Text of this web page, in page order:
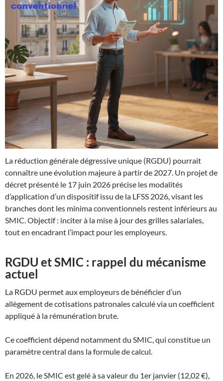
La réduction générale dégressive unique (RGDU) pourrait
connaître une évolution majeure à partir de 2027. Un projet de
décret présenté le 17 juin 2026 précise les modalités
d’application d’un dispositif issu de la LFSS 2026, visant les
branches dont les minima conventionnels restent inférieurs au
SMIC. Objectif : inciter à la mise à jour des grilles salariales,
tout en encadrant l’impact pour les employeurs.
RGDU et SMIC : rappel du mécanisme
actuel
La RGDU permet aux employeurs de bénéficier d’un
allègement de cotisations patronales calculé via un coefficient
appliqué à la rémunération brute.
Ce coefficient dépend notamment du SMIC, qui constitue un
paramètre central dans la formule de calcul.
En 2026, le SMIC est gelé à sa valeur du 1er janvier (12,02 €),